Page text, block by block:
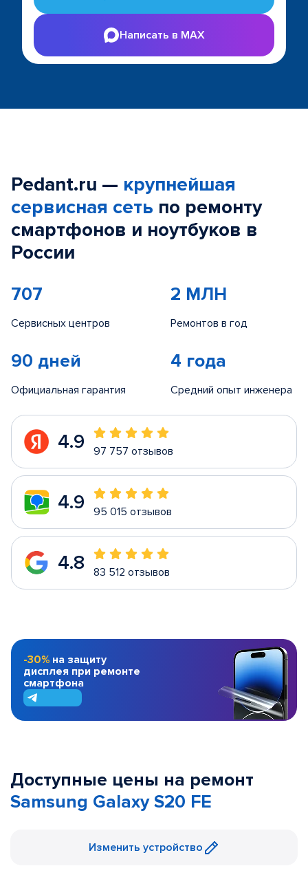
Написать в MAX
Pedant.ru — крупнейшая
сервисная сеть по ремонту
смартфонов и ноутбуков в
России
707
Сервисных центров
2 МЛН
Ремонтов в год
90 дней
Официальная гарантия
4 года
Средний опыт инженера
4.9 97 757 отзывов
4.9 95 015 отзывов
4.8 83 512 отзывов
-30% на защиту
дисплея при ремонте
смартфона
Доступные цены на ремонт
Samsung Galaxy S20 FE
Изменить устройство